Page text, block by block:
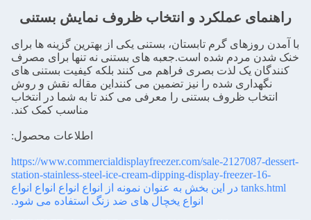
راهنمای عملکرد و انتخاب ظروف نمایش بستنی
با آمدن روزهای گرم تابستان، بستنی یکی از بهترین گزینه ها برای
خنک شدن مردم شده است.جعبه های بستنی نه تنها برای مصرف
کنندگان یک لذت بصری فراهم می کنند بلکه کیفیت بستنی های
نگهداری شده را نیز تضمین می کننداین مقاله نقش و روش
انتخاب ظروف بستنی را معرفی می کند تا به شما در انتخاب
مناسب کمک کند.
اطلاعات محصول:
https://www.commercialdisplayfreezer.com/sale-2127087-dessert-
station-stainless-steel-ice-cream-dipping-display-freezer-16-
tanks.html در این بخش به عنوان نمونه از انواع انواع انواع انواع
انواع یخچال های ضد زنگ استفاده می شود.